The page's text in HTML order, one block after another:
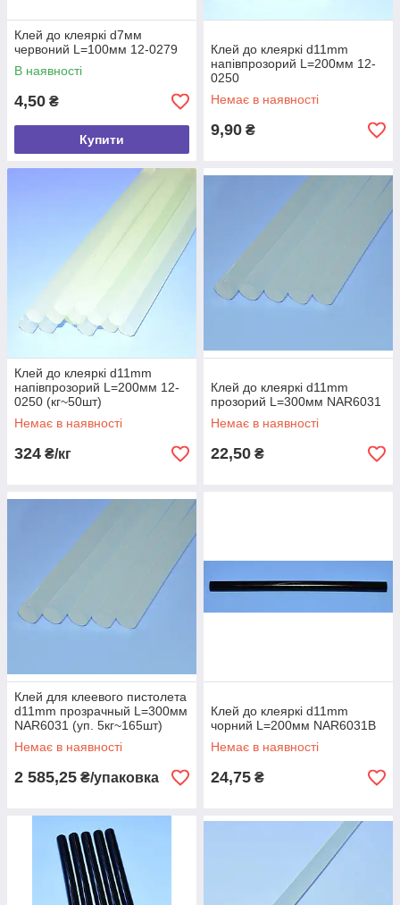
Клей до клеяркі d7мм
червоний L=100мм 12-0279
В наявності
4,50 ₴
Купити
Клей до клеяркі d11mm
напівпрозорий L=200мм 12-
0250
Немає в наявності
9,90 ₴
Клей до клеяркі d11mm
напівпрозорий L=200мм 12-
0250 (кг~50шт)
Немає в наявності
324 ₴/кг
Клей до клеяркі d11mm
прозорий L=300мм NAR6031
Немає в наявності
22,50 ₴
Клей для клеевого пистолета
d11mm прозрачный L=300мм
NAR6031 (уп. 5кг~165шт)
Немає в наявності
2 585,25 ₴/упаковка
Клей до клеяркі d11mm
чорний L=200мм NAR6031B
Немає в наявності
24,75 ₴